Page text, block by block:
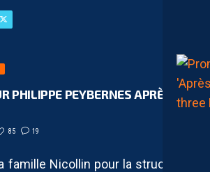
PHILIPPE PEYBERNES APRÈS 41
85 19
famille Nicollin pour la structure